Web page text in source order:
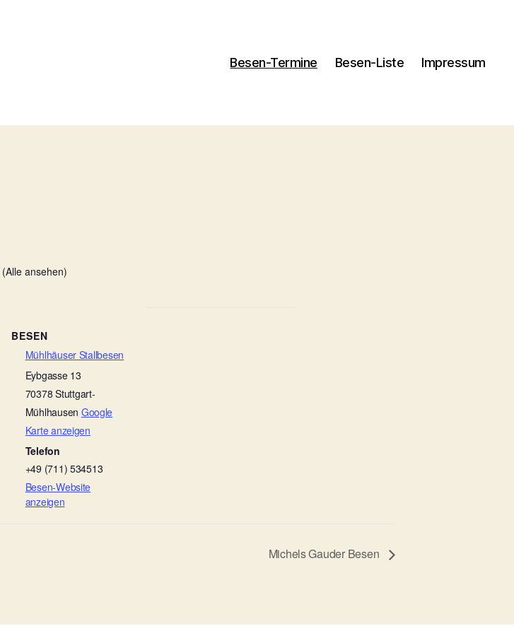
Besen-Termine Besen-Liste Impressum
(Alle ansehen)
BESEN
Mühlhäuser Stallbesen
Eybgasse 13
70378 Stuttgart-
Mühlhausen Google
Karte anzeigen
Telefon
+49 (711) 534513
Besen-Website
anzeigen
Michels Gauder Besen